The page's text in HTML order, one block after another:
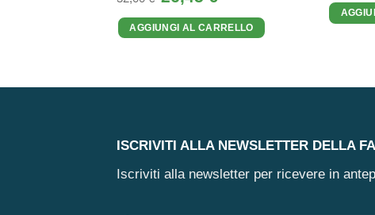
prezzo
originale
era:
32,00 €.
attuale
è:
26,45 €.
AGGIUNGI AL CARRELLO
ISCRIVITI ALLA NEWSLETTER DELLA
Iscriviti alla newsletter per ricevere in